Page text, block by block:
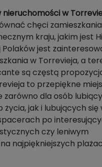
nieruchomości w
chęci
kraju, jakim jest
Polaków jest
w Torrevieja, a
są częstą
to przepiękne
zarówno dla osób
jak i lubujących się
po
czy leniwym
najpiękniejszych